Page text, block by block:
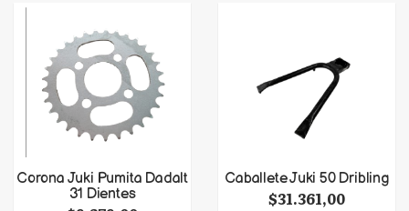
Corona Juki Pumita Dadalt
31 Dientes
Caballete Juki 50 Dribling
$31.361,00